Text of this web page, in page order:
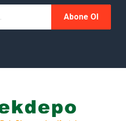
Abone Ol